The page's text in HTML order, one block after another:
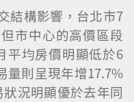
結構影響，台北市7
市中心的高價區段
平均房價明顯低於6
量則呈現年增17.7%
況明顯優於去年同